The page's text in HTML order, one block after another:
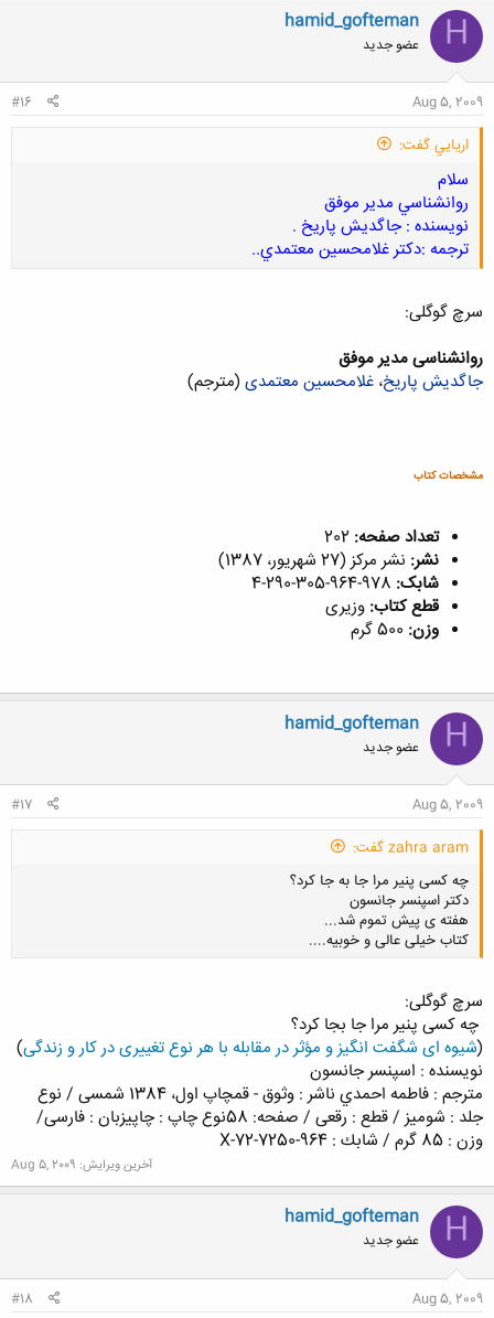
H
hamid_gofteman
عضو جدید
Aug 5, 2009
#16
اريايي گفت:
سلام
روانشناسي مدير موفق
نويسنده : جاگديش پاريخ .
ترجمه :دكتر غلامحسين معتمدي..
سرچ گوگلی:
روانشناسی مدیر موفق
جاگدیش پاریخ، غلامحسین معتمدی (مترجم)
مشخصات کتاب
تعداد صفحه:
نشر: نشر مرکز (27 شهریور، 1387)
شابک:
قطع کتاب: وزیری
وزن:
H
hamid_gofteman
عضو جدید
Aug 5, 2009
#17
zahra aram گفت:
چه کسی پنیر مرا جا به جا کرد؟
دکتر اسپنسر جانسون
هفته ی پیش تموم شد...
کتاب خیلی عالی و خوبیه....
کلیک کنید تا باز شود...
سرچ گوگلی:
چه کسی پنیر مرا جا بجا کرد؟
(شیوه ای شگفت انگیز و مؤثر در مقابله با هر نوع تغییری در کار و زندگی)
نویسنده : اسپنسر جانسون
مترجم : فاطمه احمدي ناشر : وثوق - قمچاپ اول، 1384 شمسى / نوع
جلد : شومیز / قطع : رقعی / صفحه: 58نوع چاپ : چاپیزبان : فارسی/
وزن : 85 گرم / شابك : 964-7250-72-X
آخرین ویرایش: Aug 5, 2009
H
hamid_gofteman
عضو جدید
Aug 5, 2009
#18